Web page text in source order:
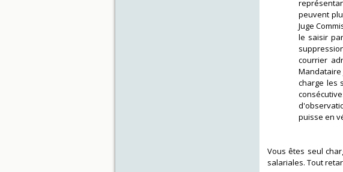
peuvent
Juge
le saisir
courrier
Mandataire
charge les
puisse en
Vous êtes seul
salariales. Tout